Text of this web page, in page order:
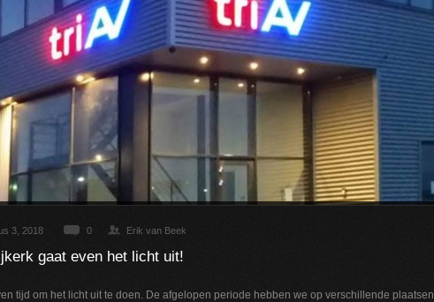
3, 2018 0 Erik van Beek
gaat even het licht uit!
tijd om het licht uit te doen. De afgelopen periode hebben we op verschillende plaatsen